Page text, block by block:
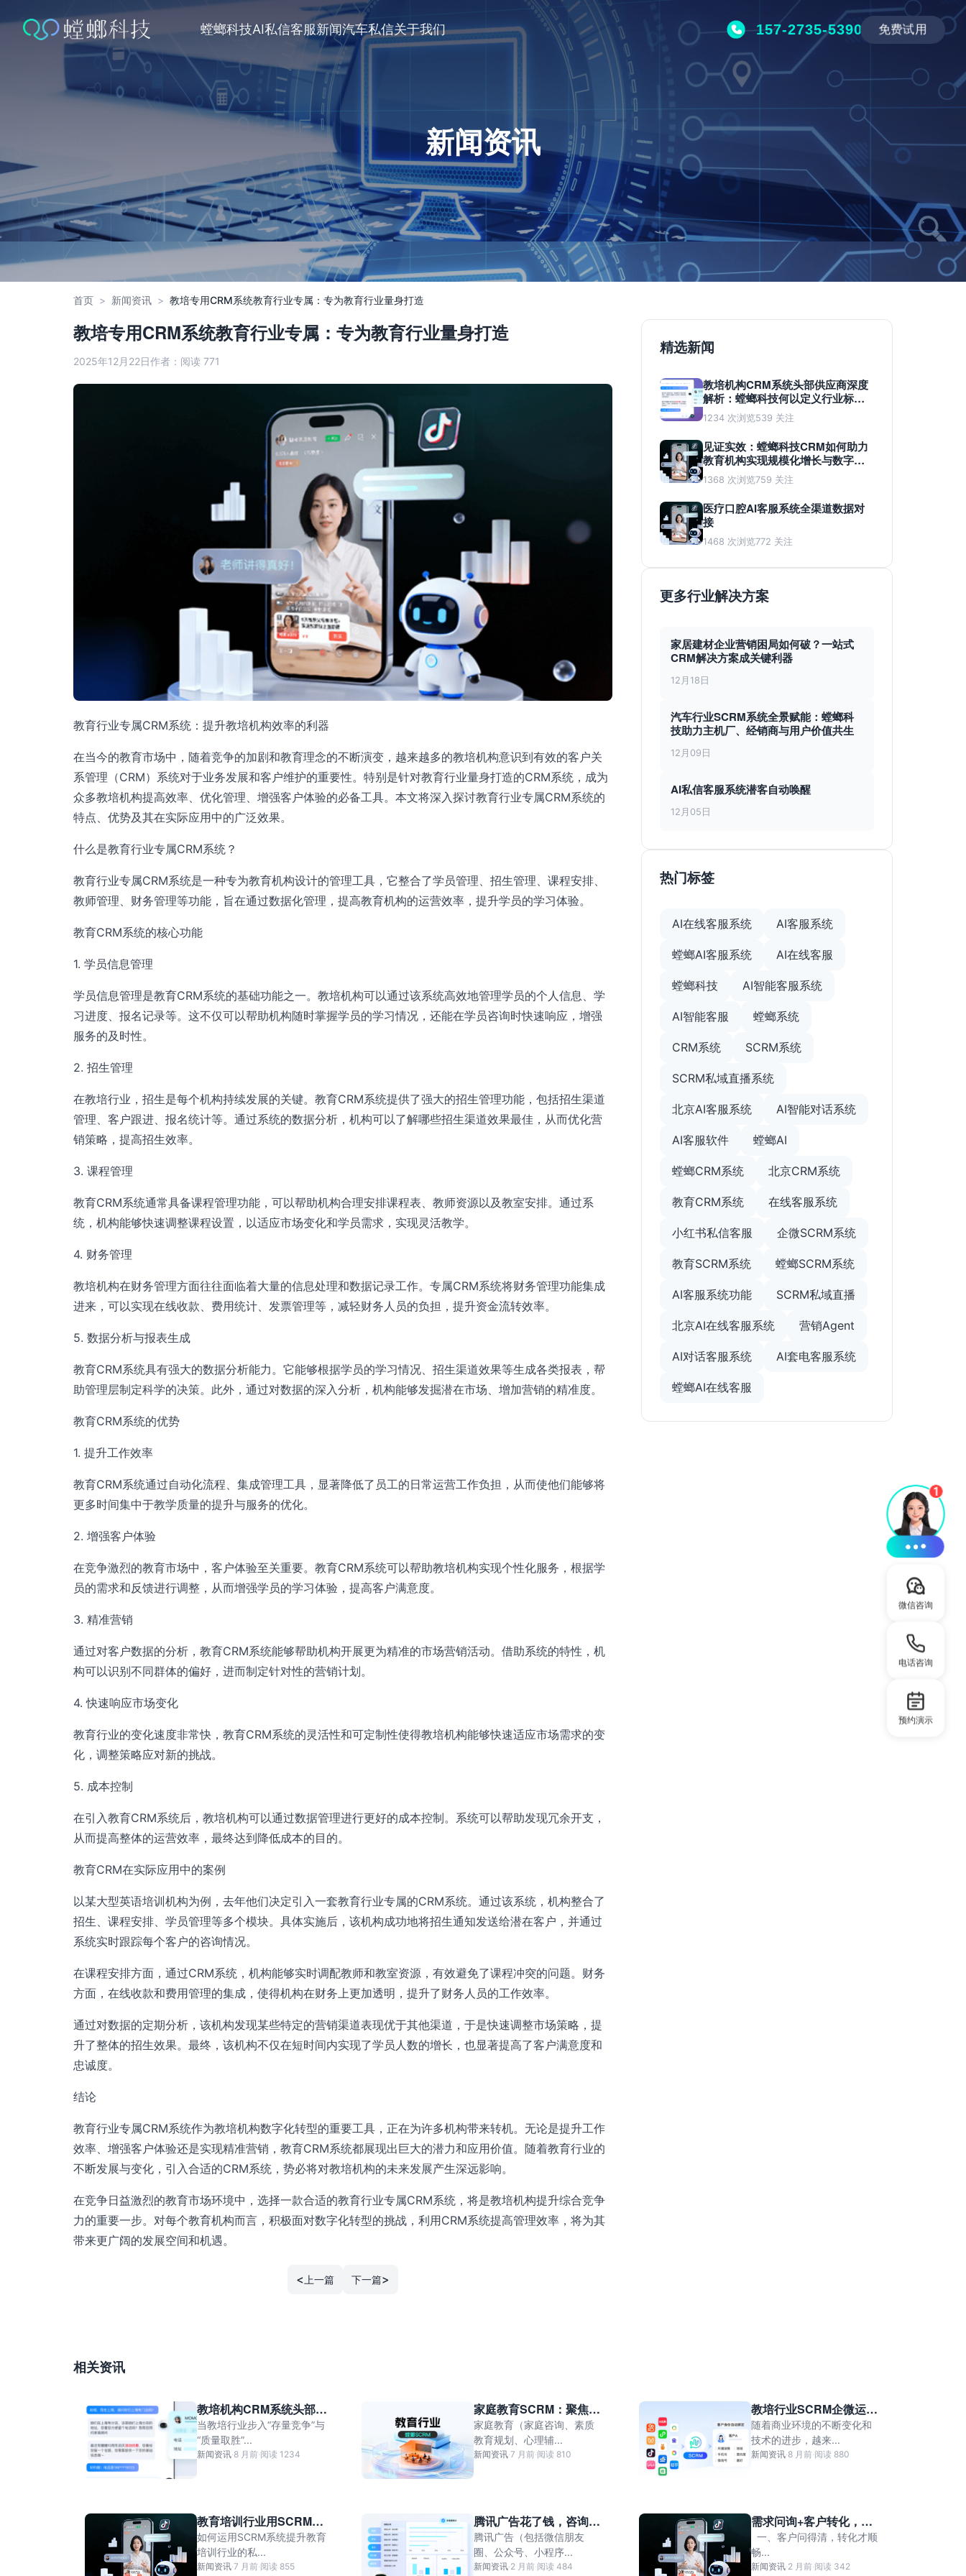
转
螳螂科技AI私信客服新闻汽车私信关于我们 157-2735-5390 免费试用
新闻资讯
首页 > 新闻资讯 > 教培专用CRM系统教育行业专属：专为教育行业量身打造
教培专用CRM系统教育行业专属：专为教育行业量身打造
2025年12月22日作者： 阅读 771
教育行业专属CRM系统：提升教培机构效率的利器
在当今的教育市场中，随着竞争的加剧和教育理念的不断演变，越来越多的教培机构意识到有效的客户关
系管理（CRM）系统对于业务发展和客户维护的重要性。特别是针对教育行业量身打造的CRM系统，成为
众多教培机构提高效率、优化管理、增强客户体验的必备工具。本文将深入探讨教育行业专属CRM系统的
特点、优势及其在实际应用中的广泛效果。
什么是教育行业专属CRM系统？
教育行业专属CRM系统是一种专为教育机构设计的管理工具，它整合了学员管理、招生管理、课程安排、
教师管理、财务管理等功能，旨在通过数据化管理，提高教育机构的运营效率，提升学员的学习体验。
教育CRM系统的核心功能
1. 学员信息管理
学员信息管理是教育CRM系统的基础功能之一。教培机构可以通过该系统高效地管理学员的个人信息、学
习进度、报名记录等。这不仅可以帮助机构随时掌握学员的学习情况，还能在学员咨询时快速响应，增强
服务的及时性。
2. 招生管理
在教培行业，招生是每个机构持续发展的关键。教育CRM系统提供了强大的招生管理功能，包括招生渠道
管理、客户跟进、报名统计等。通过系统的数据分析，机构可以了解哪些招生渠道效果最佳，从而优化营
销策略，提高招生效率。
3. 课程管理
教育CRM系统通常具备课程管理功能，可以帮助机构合理安排课程表、教师资源以及教室安排。通过系
统，机构能够快速调整课程设置，以适应市场变化和学员需求，实现灵活教学。
4. 财务管理
教培机构在财务管理方面往往面临着大量的信息处理和数据记录工作。专属CRM系统将财务管理功能集成
进来，可以实现在线收款、费用统计、发票管理等，减轻财务人员的负担，提升资金流转效率。
5. 数据分析与报表生成
教育CRM系统具有强大的数据分析能力。它能够根据学员的学习情况、招生渠道效果等生成各类报表，帮
助管理层制定科学的决策。此外，通过对数据的深入分析，机构能够发掘潜在市场、增加营销的精准度。
教育CRM系统的优势
1. 提升工作效率
教育CRM系统通过自动化流程、集成管理工具，显著降低了员工的日常运营工作负担，从而使他们能够将
更多时间集中于教学质量的提升与服务的优化。
2. 增强客户体验
在竞争激烈的教育市场中，客户体验至关重要。教育CRM系统可以帮助教培机构实现个性化服务，根据学
员的需求和反馈进行调整，从而增强学员的学习体验，提高客户满意度。
3. 精准营销
通过对客户数据的分析，教育CRM系统能够帮助机构开展更为精准的市场营销活动。借助系统的特性，机
构可以识别不同群体的偏好，进而制定针对性的营销计划。
4. 快速响应市场变化
教育行业的变化速度非常快，教育CRM系统的灵活性和可定制性使得教培机构能够快速适应市场需求的变
化，调整策略应对新的挑战。
5. 成本控制
在引入教育CRM系统后，教培机构可以通过数据管理进行更好的成本控制。系统可以帮助发现冗余开支，
从而提高整体的运营效率，最终达到降低成本的目的。
教育CRM在实际应用中的案例
以某大型英语培训机构为例，去年他们决定引入一套教育行业专属的CRM系统。通过该系统，机构整合了
招生、课程安排、学员管理等多个模块。具体实施后，该机构成功地将招生通知发送给潜在客户，并通过
系统实时跟踪每个客户的咨询情况。
在课程安排方面，通过CRM系统，机构能够实时调配教师和教室资源，有效避免了课程冲突的问题。财务
方面，在线收款和费用管理的集成，使得机构在财务上更加透明，提升了财务人员的工作效率。
通过对数据的定期分析，该机构发现某些特定的营销渠道表现优于其他渠道，于是快速调整市场策略，提
升了整体的招生效果。最终，该机构不仅在短时间内实现了学员人数的增长，也显著提高了客户满意度和
忠诚度。
结论
教育行业专属CRM系统作为教培机构数字化转型的重要工具，正在为许多机构带来转机。无论是提升工作
效率、增强客户体验还是实现精准营销，教育CRM系统都展现出巨大的潜力和应用价值。随着教育行业的
不断发展与变化，引入合适的CRM系统，势必将对教培机构的未来发展产生深远影响。
在竞争日益激烈的教育市场环境中，选择一款合适的教育行业专属CRM系统，将是教培机构提升综合竞争
力的重要一步。对每个教育机构而言，积极面对数字化转型的挑战，利用CRM系统提高管理效率，将为其
带来更广阔的发展空间和机遇。
< 上一篇 下一篇>
精选新闻
教培机构CRM系统头部供应商深度
解析：螳螂科技何以定义行业标
准？
1234 次浏览539 关注
见证实效：螳螂科技CRM如何助力
教育机构实现规模化增长与数字化
蜕变
1368 次浏览759 关注
医疗口腔AI客服系统全渠道数据对
接
1468 次浏览772 关注
更多行业解决方案
家居建材企业营销困局如何破？一站式
CRM解决方案成关键利器
12月18日
汽车行业SCRM系统全景赋能：螳螂科
技助力主机厂、经销商与用户价值共生
12月09日
AI私信客服系统潜客自动唤醒
12月05日
热门标签
AI在线客服系统 AI客服系统
螳螂AI客服系统 AI在线客服
螳螂科技 AI智能客服系统
AI智能客服 螳螂系统
CRM系统 SCRM系统
SCRM私域直播系统
北京AI客服系统 AI智能对话系统
AI客服软件 螳螂AI
螳螂CRM系统 北京CRM系统
教育CRM系统 在线客服系统
小红书私信客服 企微SCRM系统
教育SCRM系统 螳螂SCRM系统
AI客服系统功能 SCRM私域直播
北京AI在线客服系统 营销Agent
AI对话客服系统 AI套电客服系统
螳螂AI在线客服
相关资讯
教培机构CRM系统头部供
应商深度解析：螳螂科技
何以定义行业标准？
当教培行业步入“存量竞争”与
“质量取胜”...
新闻资讯·8 月前·阅读 1234
家庭教育SCRM：聚焦高
客单价、长周期决策的家
庭教育市场
家庭教育（家庭咨询、素质
教育规划、心理辅...
新闻资讯·7 月前·阅读 810
教培行业SCRM企微运营
管理系统
随着商业环境的不断变化和
技术的进步，越来...
新闻资讯·8 月前·阅读 880
教育培训行业用SCRM系
统做私域运营
如何运用SCRM系统提升教育
培训行业的私...
新闻资讯·7 月前·阅读 855
腾讯广告花了钱，咨询却
接不住？螳螂科技AI客
服，自动响应+线索流
转，让每一分投放都见效
腾讯广告（包括微信朋友
圈、公众号、小程序...
新闻资讯·2 月前·阅读 484
需求问询+客户转化，螳
螂销售Agent让沟通更懂
客户
一、客户问得清，转化才顺
畅...
新闻资讯·2 月前·阅读 342
微信咨询
电话咨询
预约演示